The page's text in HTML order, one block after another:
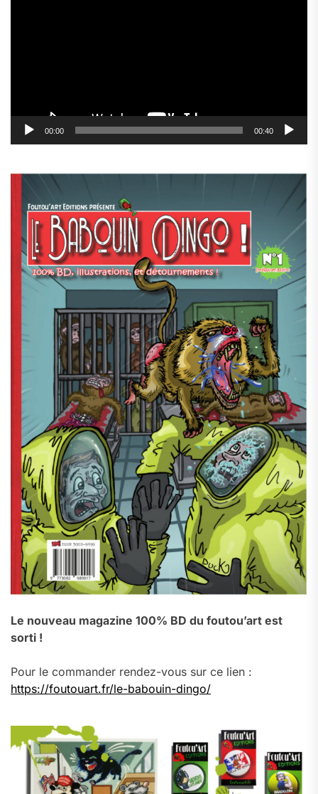
00:00 00:40
Le nouveau magazine 100% BD du foutou’art est
sorti !
Pour le commander rendez-vous sur ce lien :
https://foutouart.fr/le-babouin-dingo/